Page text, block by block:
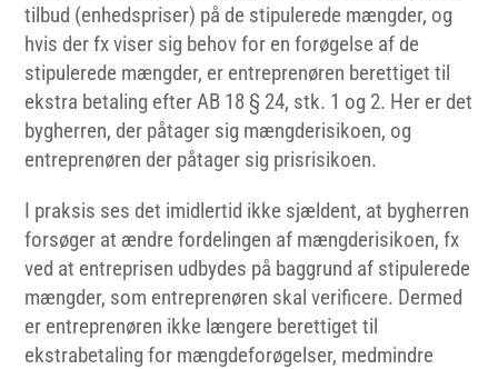
tilbud (enhedspriser) på de stipulerede mængder, og
hvis der fx viser sig behov for en forøgelse af de
stipulerede mængder, er entreprenøren berettiget til
ekstra betaling efter AB 18 § 24, stk. 1 og 2. Her er det
bygherren, der påtager sig mængderisikoen, og
entreprenøren der påtager sig prisrisikoen.
I praksis ses det imidlertid ikke sjældent, at bygherren
forsøger at ændre fordelingen af mængderisikoen, fx
ved at entreprisen udbydes på baggrund af stipulerede
mængder, som entreprenøren skal verificere. Dermed
er entreprenøren ikke længere berettiget til
ekstrabetaling for mængdeforøgelser, medmindre